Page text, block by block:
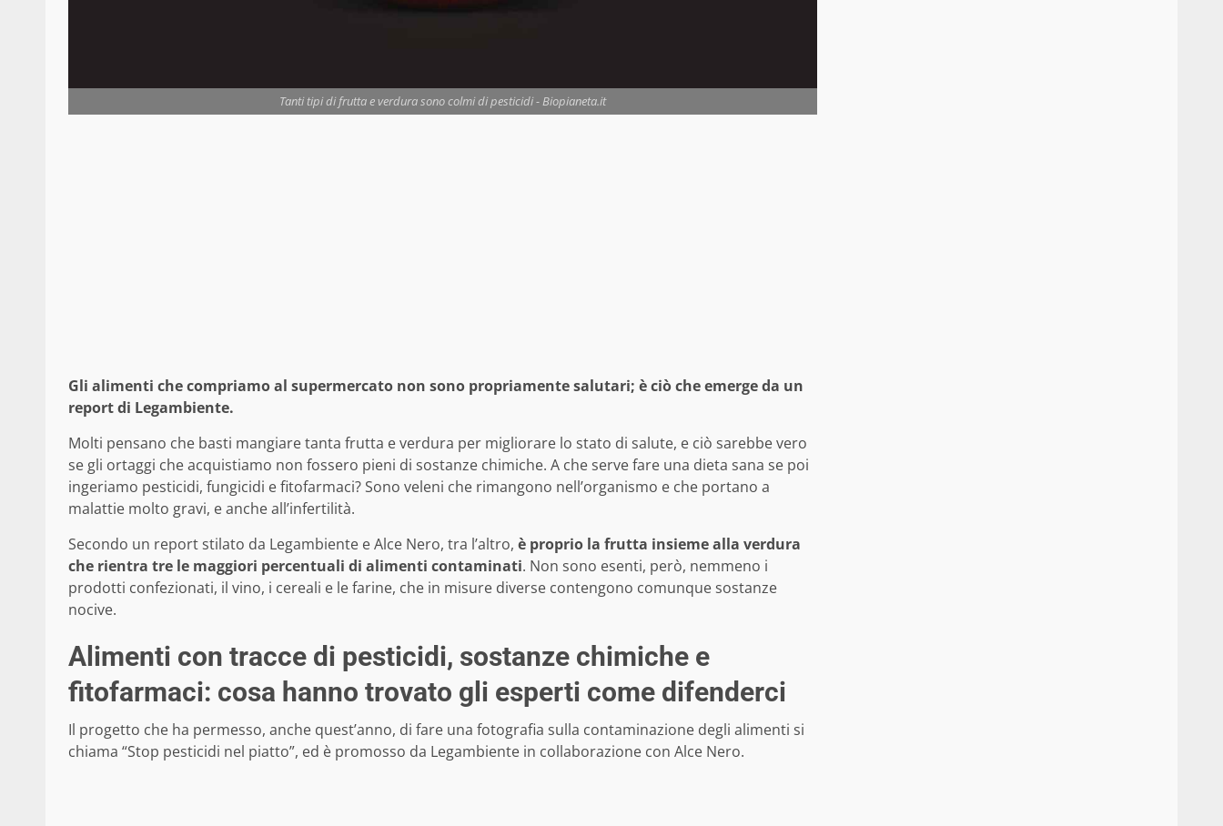
Tanti tipi di frutta e verdura sono colmi di pesticidi - Biopianeta.it
Gli alimenti che compriamo al supermercato non sono propriamente salutari; è ciò che emerge da un
report di Legambiente.
Molti pensano che basti mangiare tanta frutta e verdura per migliorare lo stato di salute, e ciò sarebbe vero
se gli ortaggi che acquistiamo non fossero pieni di sostanze chimiche. A che serve fare una dieta sana se poi
ingeriamo pesticidi, fungicidi e fitofarmaci? Sono veleni che rimangono nell’organismo e che portano a
malattie molto gravi, e anche all’infertilità.
Secondo un report stilato da Legambiente e Alce Nero, tra l’altro, è proprio la frutta insieme alla verdura
che rientra tre le maggiori percentuali di alimenti contaminati. Non sono esenti, però, nemmeno i
prodotti confezionati, il vino, i cereali e le farine, che in misure diverse contengono comunque sostanze
nocive.
Alimenti con tracce di pesticidi, sostanze chimiche e
fitofarmaci: cosa hanno trovato gli esperti come difenderci
Il progetto che ha permesso, anche quest’anno, di fare una fotografia sulla contaminazione degli alimenti si
chiama “Stop pesticidi nel piatto”, ed è promosso da Legambiente in collaborazione con Alce Nero.